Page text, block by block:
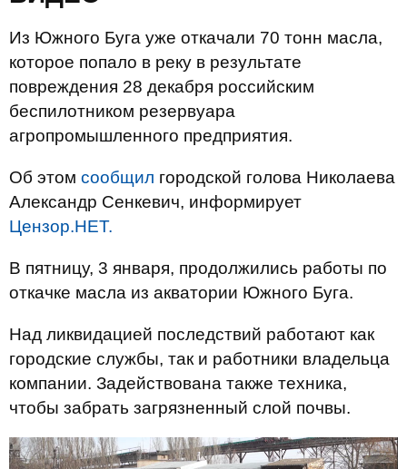
Из Южного Буга уже откачали 70 тонн масла,
которое попало в реку в результате
повреждения 28 декабря российским
беспилотником резервуара
агропромышленного предприятия.
Об этом сообщил городской голова Николаева
Александр Сенкевич, информирует
Цензор.НЕТ.
В пятницу, 3 января, продолжились работы по
откачке масла из акватории Южного Буга.
Над ликвидацией последствий работают как
городские службы, так и работники владельца
компании. Задействована также техника,
чтобы забрать загрязненный слой почвы.